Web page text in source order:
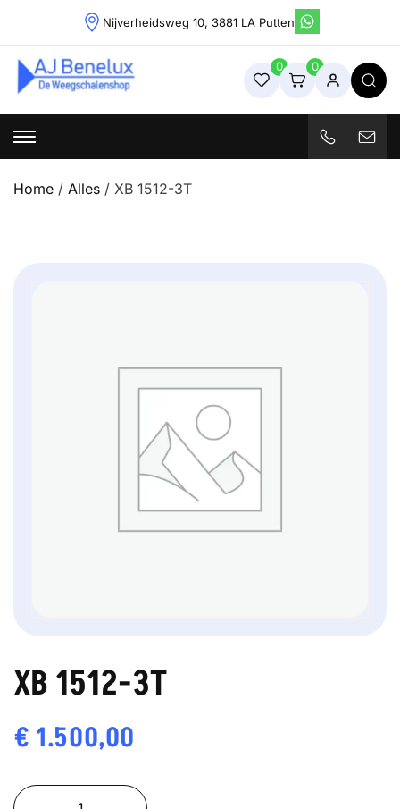
content
Nijverheidsweg 10, 3881 LA Putten
Weegschalenshop | Precisieweegschalen & Industriële
Weegoplossingen
0 0
Home / Alles / XB 1512-3T
XB 1512-3T
€ 1.500,00
XB